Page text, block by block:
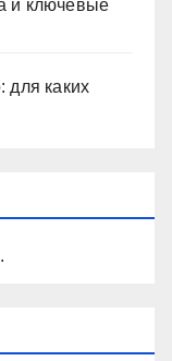
и ключевые
для каких